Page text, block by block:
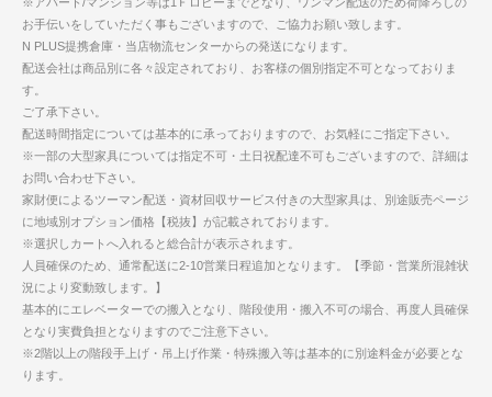
お手伝いをしていただく事もございますので、ご協力お願い致します。
N PLUS提携倉庫・当店物流センターからの発送になります。
配送会社は商品別に各々設定されており、お客様の個別指定不可となっておりま
す。
ご了承下さい。
配送時間指定については基本的に承っておりますので、お気軽にご指定下さい。
※一部の大型家具については指定不可・土日祝配達不可もございますので、詳細は
お問い合わせ下さい。
家財便によるツーマン配送・資材回収サービス付きの大型家具は、別途販売ページ
に地域別オプション価格【税抜】が記載されております。
※選択しカートへ入れると総合計が表示されます。
人員確保のため、通常配送に2-10営業日程追加となります。【季節・営業所混雑状
況により変動致します。】
基本的にエレベーターでの搬入となり、階段使用・搬入不可の場合、再度人員確保
となり実費負担となりますのでご注意下さい。
※2階以上の階段手上げ・吊上げ作業・特殊搬入等は基本的に別途料金が必要とな
ります。